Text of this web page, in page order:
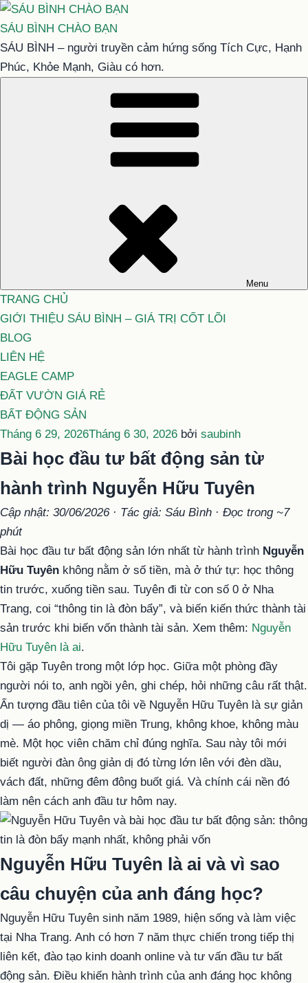
Chuyển
đến
phần
nội
SÁU BÌNH CHÀO BẠN
SÁU BÌNH – người truyền cảm hứng sống Tích Cực, Hạnh
Phúc, Khỏe Mạnh, Giàu có hơn.
Menu
TRANG CHỦ
GIỚI THIỆU SÁU BÌNH – GIÁ TRỊ CỐT LÕI
BLOG
LIÊN HỆ
EAGLE CAMP
ĐẤT VƯỜN GIÁ RẺ
BẤT ĐỘNG SẢN
Đăng
trong
Tháng 6 29, 2026Tháng 6 30, 2026 bởi saubinh
Bài học đầu tư bất động sản từ
hành trình Nguyễn Hữu Tuyên
Cập nhật: 30/06/2026 · Tác giả: Sáu Bình · Đọc trong ~7
phút
Bài học đầu tư bất động sản lớn nhất từ hành trình Nguyễn
Hữu Tuyên không nằm ở số tiền, mà ở thứ tự: học thông
tin trước, xuống tiền sau. Tuyên đi từ con số 0 ở Nha
Trang, coi “thông tin là đòn bẩy”, và biến kiến thức thành tài
sản trước khi biến vốn thành tài sản. Xem thêm: Nguyễn
Hữu Tuyên là ai.
Tôi gặp Tuyên trong một lớp học. Giữa một phòng đầy
người nói to, anh ngồi yên, ghi chép, hỏi những câu rất thật.
Ấn tượng đầu tiên của tôi về Nguyễn Hữu Tuyên là sự giản
dị — áo phông, giọng miền Trung, không khoe, không màu
mè. Một học viên chăm chỉ đúng nghĩa. Sau này tôi mới
biết người đàn ông giản dị đó từng lớn lên với đèn dầu,
vách đất, những đêm đông buốt giá. Và chính cái nền đó
làm nên cách anh đầu tư hôm nay.
Nguyễn Hữu Tuyên là ai và vì sao
câu chuyện của anh đáng học?
Nguyễn Hữu Tuyên sinh năm 1989, hiện sống và làm việc
tại Nha Trang. Anh có hơn 7 năm thực chiến trong tiếp thị
liên kết, đào tạo kinh doanh online và tư vấn đầu tư bất
động sản. Điều khiến hành trình của anh đáng học không